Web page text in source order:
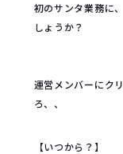
初のサンタ業務に
しょうか？
運営メンバーにク
ろ、、
【いつから？】